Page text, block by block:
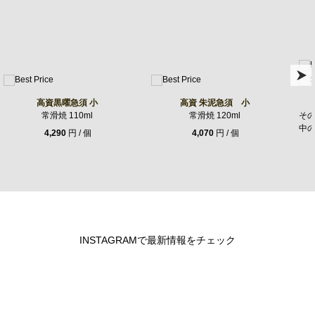
高資黒曜急須 小
常滑焼 110ml
4,290円 / 個
高資 朱泥急須 小
常滑焼 120ml
4,070円 / 個
そ
中
INSTAGRAMで最新情報をチェック